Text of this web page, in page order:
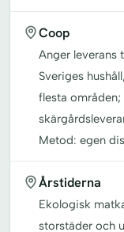
Coop
Anger leverans
Sveriges
flesta områden;
Metod: egen
Årstiderna
Ekologisk
storstäder och